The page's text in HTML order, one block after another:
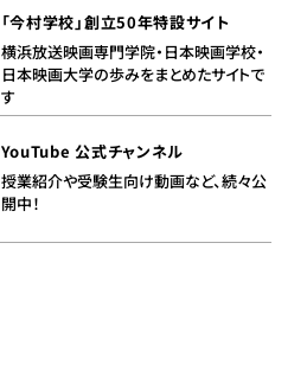
「今村学校」創立50年特設サイト
横浜放送映画専門学院・日本映画学校・
日本映画大学の歩みをまとめたサイトで
す
YouTube 公式チャンネル
授業紹介や受験生向け動画など、続々公
開中！